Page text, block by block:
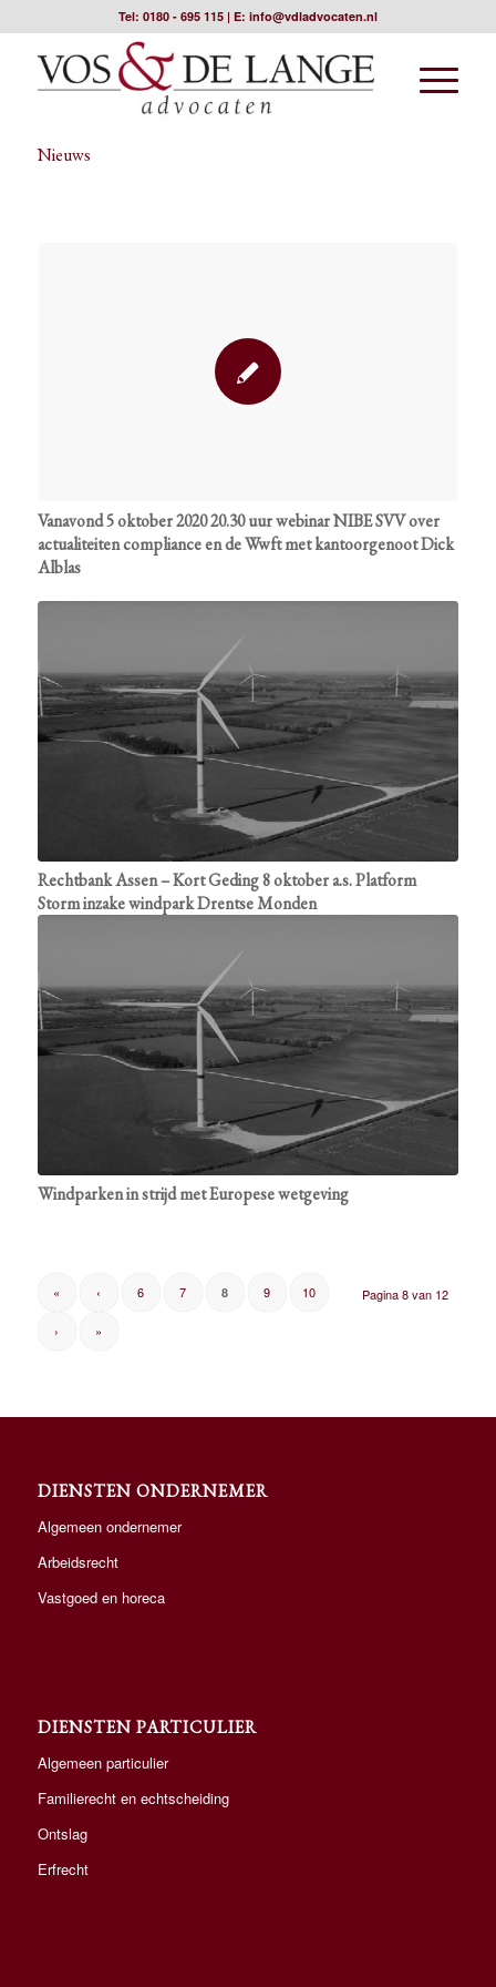
Tel: 0180 - 695 115| E: info@vdladvocaten.nl
Nieuws
Vanavond 5 oktober 2020 20.30 uur webinar NIBE SVV over
actualiteiten compliance en de Wwft met kantoorgenoot Dick
Alblas
Rechtbank Assen – Kort Geding 8 oktober a.s. Platform
Storm inzake windpark Drentse Monden
Windparken in strijd met Europese wetgeving
Pagina 8 van 12
« ‹ 6 7 8 9 10
› »
DIENSTEN ONDERNEMER
Algemeen ondernemer
Arbeidsrecht
Vastgoed en horeca
DIENSTEN PARTICULIER
Algemeen particulier
Familierecht en echtscheiding
Ontslag
Erfrecht